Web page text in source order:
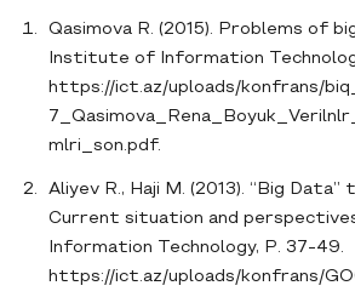
Qasimova R. (2015). Problems of
Institute of Information
https://ict.az/uploads/konfrans/
mlri_son.pdf.
Aliyev R., Haji M. (2013). “Big Data”
Current situation and
Information Technology, P. 37-49.
https://ict.az/uploads/konfrans/